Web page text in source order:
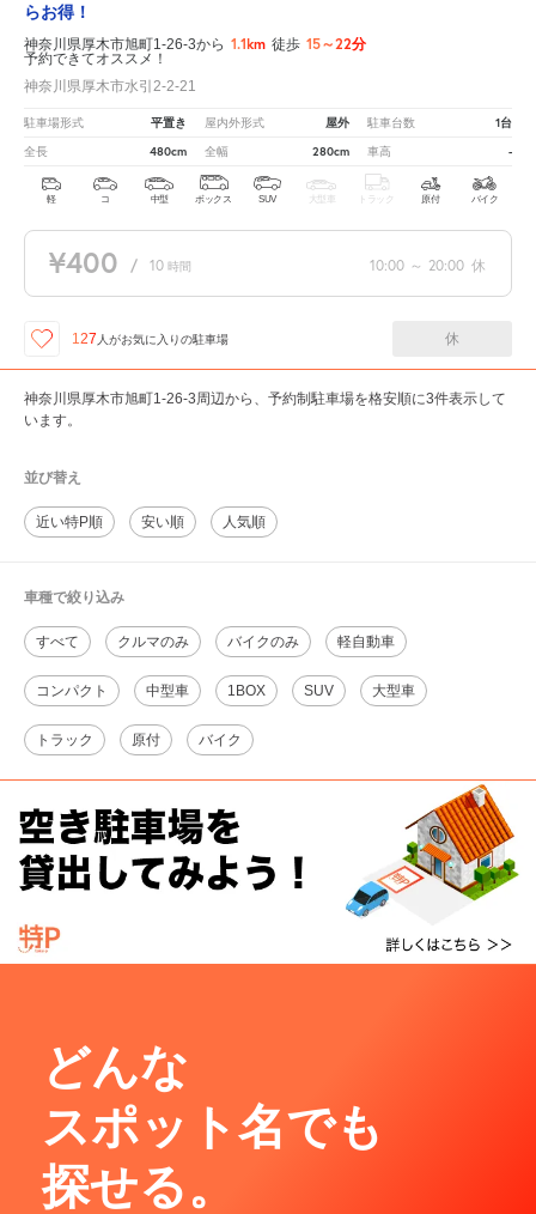
らお得！
神奈川県厚木市旭町1-26-3から 1.1km 徒歩 15～22分
予約できてオススメ！
神奈川県厚木市水引2-2-21
駐車場形式 平置き 屋内外形式 屋外 駐車台数 1台
全長 480cm 全幅 280cm 車高 -
軽 コ 中型 ボックス SUV 大型車 トラック 原付 バイク
¥400 / 10 時間 10:00 ～ 20:00 休
127 人がお気に入りの駐車場 休
神奈川県厚木市旭町1-26-3周辺から、予約制駐車場を格安順に3件表示して
います。
並び替え
近い特P順 安い順 人気順
車種で絞り込み
すべて クルマのみ バイクのみ 軽自動車
コンパクト 中型車 1BOX SUV 大型車
トラック 原付 バイク
どんな
スポット名でも
探せる。